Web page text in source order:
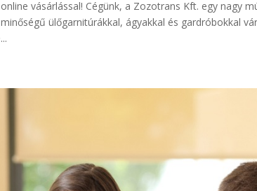
vásárlással! Cégünk, a Zozotrans Kft. egy nagy
ülőgarnitúrákkal, ágyakkal és gardróbokkal